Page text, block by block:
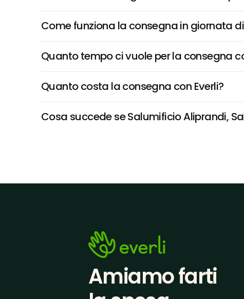
Come funziona la consegna in giornata di
Quanto tempo ci vuole per la consegna
Quanto costa la consegna con Everli?
Cosa succede se Salumificio Aliprandi,
Amiamo farti